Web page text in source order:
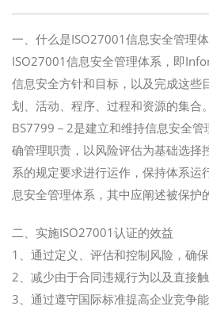
一、什么是ISO27001信息安全管理
ISO27001信息安全管理体系，即
信息安全方针和目标，以及完成这些
划、活动、程序、过程和资源的集合。
BS7799－2是建立和维持信息安全
确管理职责，以风险评估为基础选择
系的规定要求进行运作，保持体系
息安全管理体系，其中应阐述被保护
二、实施ISO27001认证的效益
1、通过定义、评估和控制风险，确
2、减少由于合同违规行为以及直接
3、通过遵守国际标准提高企业竞争